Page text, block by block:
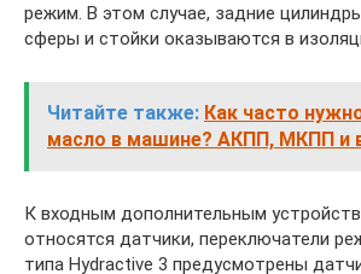
режим. В этом случае, задние
сферы и стойки оказываются в
Читайте также: Как часто
масло в машине? АКПП, МКПП и
К входным дополнительным
относятся датчики, переключатели
типа Hydractive 3 предусмотрены